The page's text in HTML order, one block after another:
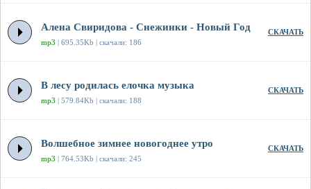
Алена Свиридова - Снежинки - Новый Год
mp3 | 695.35Kb | скачали: 186
СКАЧАТЬ
В лесу родилась елочка музыка
mp3 | 579.84Kb | скачали: 188
СКАЧАТЬ
Волшебное зимнее новогоднее утро
mp3 | 764.53Kb | скачали: 245
СКАЧАТЬ